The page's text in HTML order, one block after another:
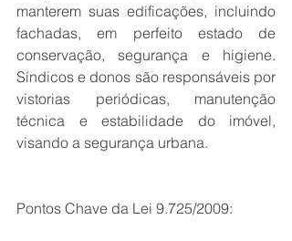
manterem suas edificações, incluindo
fachadas, em perfeito estado de
conservação, segurança e higiene.
Síndicos e donos são responsáveis por
vistorias periódicas, manutenção
técnica e estabilidade do imóvel,
visando a segurança urbana.
Pontos Chave da Lei 9.725/2009: